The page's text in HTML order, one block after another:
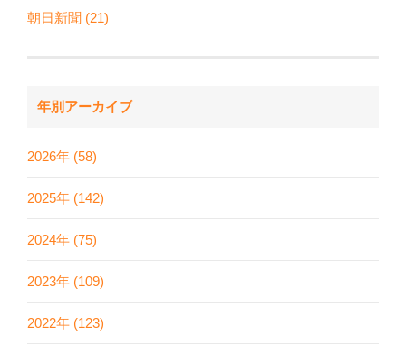
朝日新聞 (21)
年別アーカイブ
2026年 (58)
2025年 (142)
2024年 (75)
2023年 (109)
2022年 (123)